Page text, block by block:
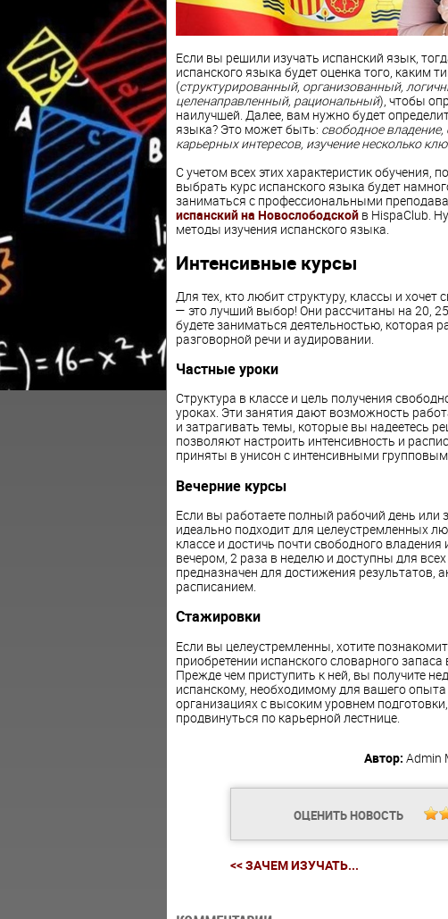
Если вы решили изучать испанский язык,
испанского языка будет оценка того, каким
(структурированный, организованный,
целенаправленный, рациональный), чтобы
наилучшей. Далее, вам нужно будет
языка? Это может быть: свободное
карьерных интересов, изучение несколько
С учетом всех этих характеристик обучения,
выбрать курс испанского языка будет
заниматься с профессиональными
испанский на Новослободскойв HispaClub.
методы изучения испанского языка.
Интенсивные курсы
Для тех, кто любит структуру, классы и
— это лучший выбор! Они рассчитаны на 20,
будете заниматься деятельностью, которая
разговорной речи и аудировании.
Частные уроки
Структура в классе и цель получения
уроках. Эти занятия дают возможность
и затрагивать темы, которые вы надеетесь
позволяют настроить интенсивность и
приняты в унисон с интенсивными
Вечерние курсы
Если вы работаете полный рабочий день
идеально подходит для целеустремленных
классе и достичь почти свободного
вечером, 2 раза в неделю и доступны для
предназначен для достижения результатов,
расписанием.
Стажировки
Если вы целеустремленны, хотите
приобретении испанского словарного
Прежде чем приступить к ней, вы получите
испанскому, необходимому для вашего
организациях с высоким уровнем
продвинуться по карьерной лестнице.
Автор: Admin
ОЦЕНИТЬ НОВОСТЬ
<< ЗАЧЕМ ИЗУЧАТЬ...